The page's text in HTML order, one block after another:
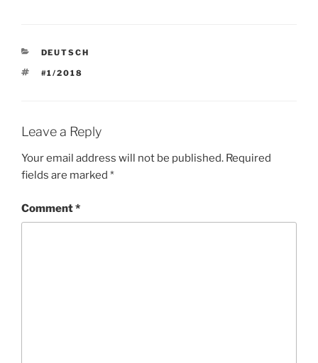
CATEGORIES
DEUTSCH
TAGS
#1/2018
Leave a Reply
Your email address will not be published. Required
fields are marked *
Comment*